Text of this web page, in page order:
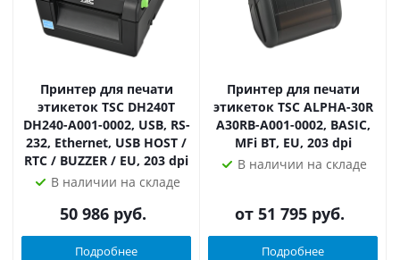
Принтер для печати
этикеток TSC DH240T
DH240-A001-0002, USB, RS-
232, Ethernet, USB HOST /
RTC / BUZZER / EU, 203 dpi
В наличии на складе
50 986 руб.
Подробнее
Принтер для печати
этикеток TSC ALPHA-30R
A30RB-A001-0002, BASIC,
MFi BT, EU, 203 dpi
В наличии на складе
от 51 795 руб.
Подробнее